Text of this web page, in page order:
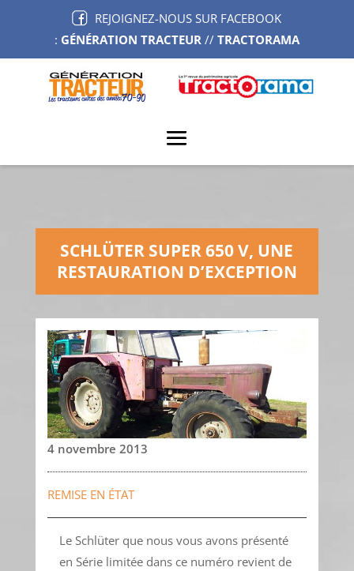
REJOIGNEZ-NOUS SUR FACEBOOK
: GÉNÉRATION TRACTEUR// TRACTORAMA
SCHLÜTER SUPER 650 V, UNE
RESTAURATION D’EXCEPTION
4 novembre 2013
REMISE EN ÉTAT
Le Schlüter que nous vous avons présenté
en Série limitée dans ce numéro revient de